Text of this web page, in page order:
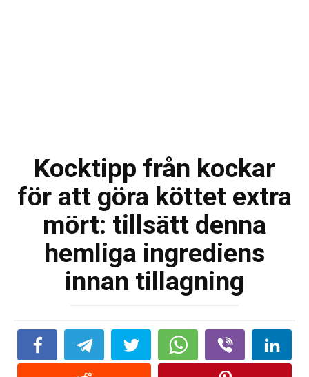
Kocktipp från kockar
för att göra köttet extra
mört: tillsätt denna
hemliga ingrediens
innan tillagning